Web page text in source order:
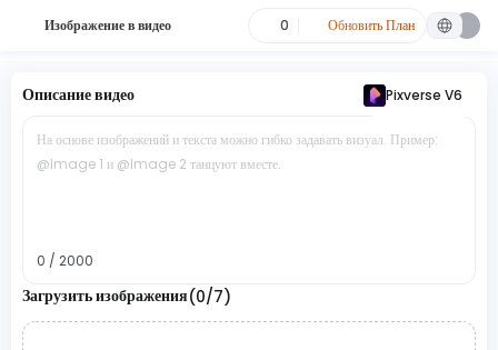
Изображение в видео 0 Обновить План
Pixverse V6
Описание видео
На основе изображений и текста можно гибко задавать визуал. Пример:
@Image 1 и @Image 2 танцуют вместе.
0 / 2000
Загрузить изображения(0/7)